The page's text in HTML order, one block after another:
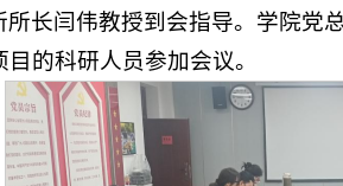
长闫伟教授到会指导。学院
的科研人员参加会议。